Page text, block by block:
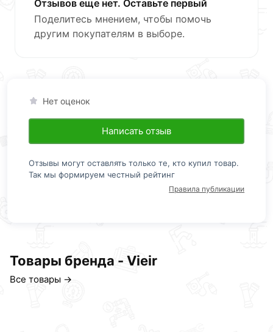
Отзывов еще нет. Оставьте первый
Поделитесь мнением, чтобы помочь
другим покупателям в выборе.
Нет оценок
Написать отзыв
Отзывы могут оставлять только те, кто купил товар.
Так мы формируем честный рейтинг
Правила публикации
Товары бренда - Vieir
Все товары →